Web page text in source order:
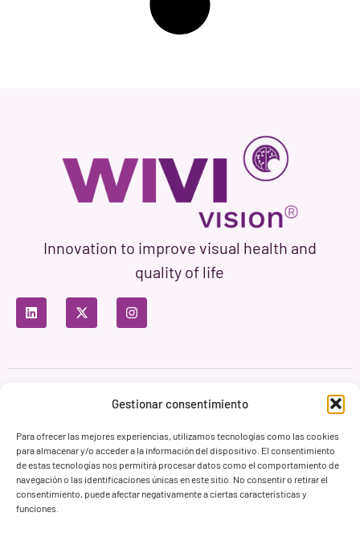
Gestionar consentimiento
Para ofrecer las mejores experiencias, utilizamos tecnologías como las cookies
para almacenar y/o acceder a la información del dispositivo. El consentimiento
de estas tecnologías nos permitirá procesar datos como el comportamiento de
navegación o las identificaciones únicas en este sitio. No consentir o retirar el
consentimiento, puede afectar negativamente a ciertas características y
funciones.
Innovation to improve visual health and
quality of life
Privacy Policy Terms of Use
Cookie Policy